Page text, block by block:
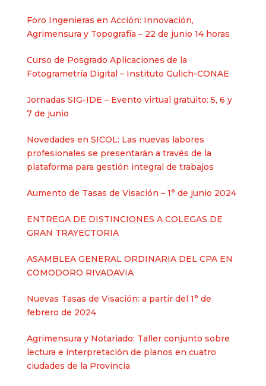
Foro Ingenieras en Acción: Innovación,
Agrimensura y Topografía – 22 de junio 14 horas
Curso de Posgrado Aplicaciones de la
Fotogrametría Digital – Instituto Gulich-CONAE
Jornadas SIG-IDE – Evento virtual gratuito: 5, 6 y
7 de junio
Novedades en SICOL: Las nuevas labores
profesionales se presentarán a través de la
plataforma para gestión integral de trabajos
Aumento de Tasas de Visación – 1° de junio 2024
ENTREGA DE DISTINCIONES A COLEGAS DE
GRAN TRAYECTORIA
ASAMBLEA GENERAL ORDINARIA DEL CPA EN
COMODORO RIVADAVIA
Nuevas Tasas de Visación: a partir del 1° de
febrero de 2024
Agrimensura y Notariado: Taller conjunto sobre
lectura e interpretación de planos en cuatro
ciudades de la Provincia